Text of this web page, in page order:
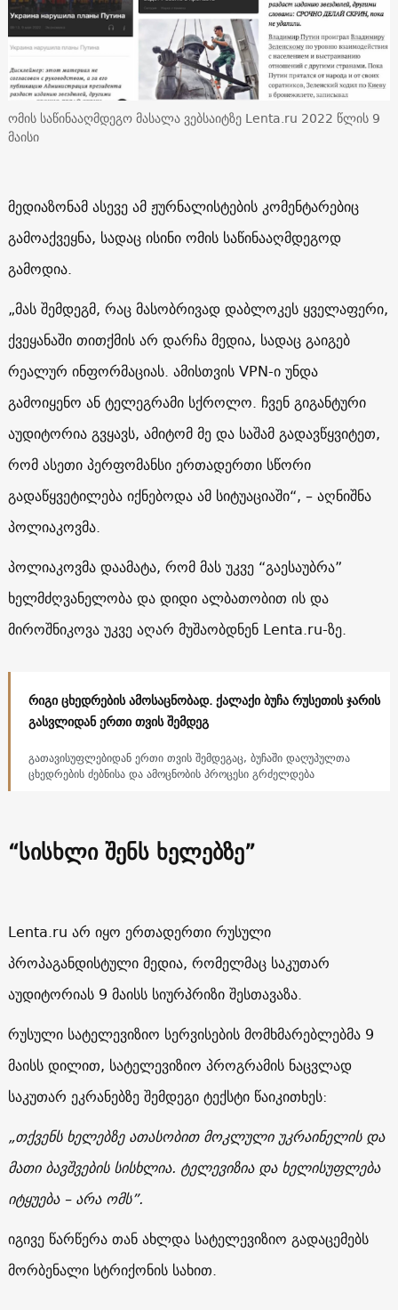
ომის საწინააღმდეგო მასალა ვებსაიტზე Lenta.ru 2022 წლის 9
მაისი
მედიაზონამ ასევე ამ ჟურნალისტების კომენტარებიც
გამოაქვეყნა, სადაც ისინი ომის საწინააღმდეგოდ
გამოდია.
„მას შემდეგმ, რაც მასობრივად დაბლოკეს ყველაფერი,
ქვეყანაში თითქმის არ დარჩა მედია, სადაც გაიგებ
რეალურ ინფორმაციას. ამისთვის VPN-ი უნდა
გამოიყენო ან ტელეგრამი სქროლო. ჩვენ გიგანტური
აუდიტორია გვყავს, ამიტომ მე და საშამ გადავწყვიტეთ,
რომ ასეთი პერფომანსი ერთადერთი სწორი
გადაწყვეტილება იქნებოდა ამ სიტუაციაში“, – აღნიშნა
პოლიაკოვმა.
პოლიაკოვმა დაამატა, რომ მას უკვე “გაესაუბრა”
ხელმძღვანელობა და დიდი ალბათობით ის და
მიროშნიკოვა უკვე აღარ მუშაობდნენ Lenta.ru-ზე.
რიგი ცხედრების ამოსაცნობად. ქალაქი ბუჩა რუსეთის ჯარის
გასვლიდან ერთი თვის შემდეგ
გათავისუფლებიდან ერთი თვის შემდეგაც, ბუჩაში დაღუპულთა
ცხედრების ძებნისა და ამოცნობის პროცესი გრძელდება
“სისხლი შენს ხელებზე”
Lenta.ru არ იყო ერთადერთი რუსული
პროპაგანდისტული მედია, რომელმაც საკუთარ
აუდიტორიას 9 მაისს სიურპრიზი შესთავაზა.
რუსული სატელევიზიო სერვისების მომხმარებლებმა 9
მაისს დილით, სატელევიზიო პროგრამის ნაცვლად
საკუთარ ეკრანებზე შემდეგი ტექსტი წაიკითხეს:
„თქვენს ხელებზე ათასობით მოკლული უკრაინელის და
მათი ბავშვების სისხლია. ტელევიზია და ხელისუფლება
იტყუება – არა ომს”.
იგივე წარწერა თან ახლდა სატელევიზიო გადაცემებს
მორბენალი სტრიქონის სახით.